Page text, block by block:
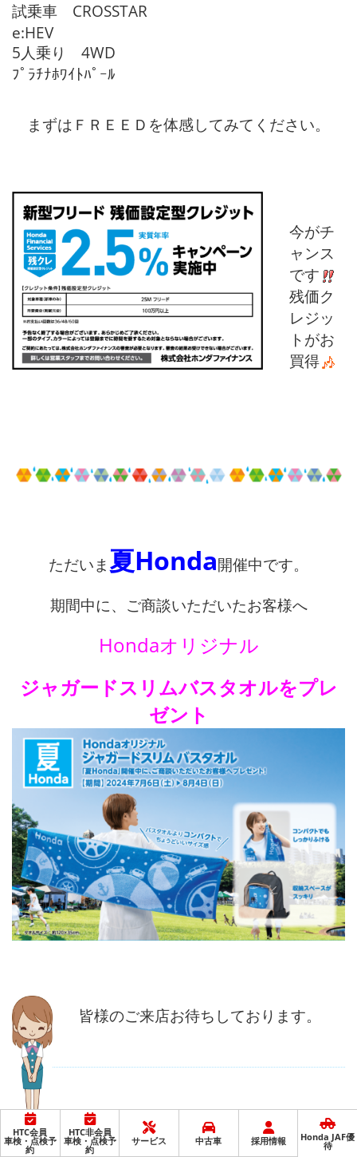
試乗車 CROSSTAR
e:HEV
5人乗り 4WD
ﾌﾟﾗﾁﾅﾎﾜｲﾄﾊﾟｰﾙ
まずはＦＲＥＥＤを体感してみてください。
今がチ
ャンス
です
残価ク
レジッ
トがお
買得
ただいま 夏Honda開催中です。
期間中に、ご商談いただいたお客様へ
Hondaオリジナル
ジャガードスリムバスタオルをプレ
ゼント
皆様のご来店お待ちしております。
HTC会員
車検・点検予
約
HTC非会員
車検・点検予
約
サービス 中古車 採用情報 Honda JAF優
待